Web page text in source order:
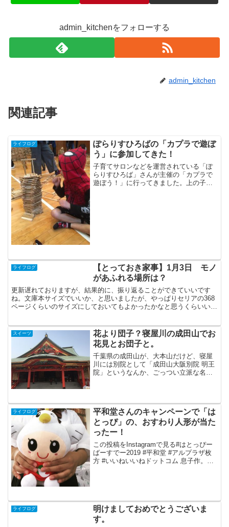
admin_kitchenをフォローする
admin_kitchen
関連記事
ライフログ
ぽらりすひろばの「カプラで遊ぼ
う」に参加してきた！
子育てサロンなどを運営されている「ぽ
らりすひろば」さんが主催の「カプラで
遊ぼう！」に行ってきました。上の子が
ライフログ
【とっておき家事】1月3日 モノ
があふれる場所は？
更新遅れておりますが、結果的に、振り返ることができていいです
ね。文庫本サイズでいいか、と思いましたが、やっぱりセリアの368
ページくらいのサイズにしておいてもよかったかなと思うくらいいろ
スイーツ
花より団子？寝屋川の成田山でお
花見とお団子と。
千葉県の成田山が、大本山だけど、寝屋
川には別院として「成田山大阪別院 明王
院」というなんか、ごっつい立派な名前
す。タワーマンション、ほ...
ライフログ
平和堂さんのキャンペーンで「は
とっぴ」の、おすわり人形が当た
ったー！
この投稿をInstagramで見る#はとっぴー
ばーすでー2019 #平和堂 #アルプラザ枚
方 #いいねいいねドットコム 息子作。
ライフログ
明けましておめでとうございま
す。